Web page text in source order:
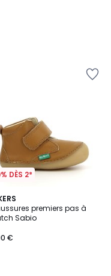
DÈS 2*
premiers pas à
Sabio
€